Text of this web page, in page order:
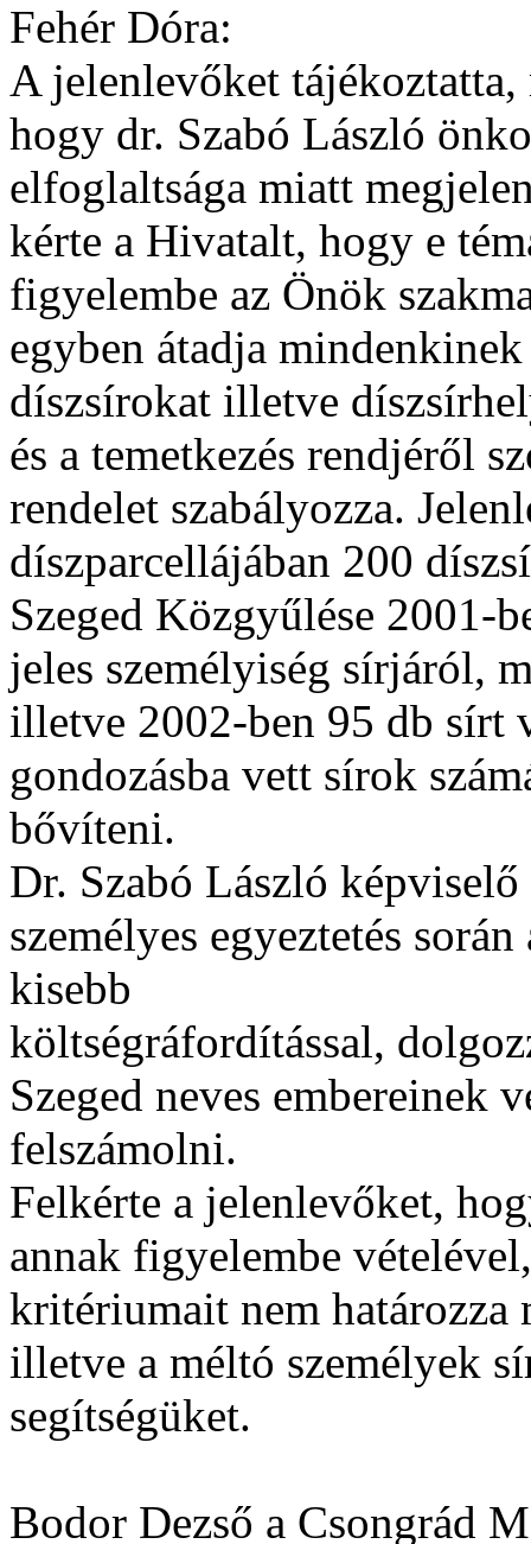
Fehér Dóra:
A jelenlevőket
hogy dr. Szabó László
elfoglaltsága miatt
kérte a Hivatalt, hogy e
figyelembe az Önök
egyben átadja
díszsírokat illetve
és a temetkezés rendjéről
rendelet szabályozza.
díszparcellájában 200
Szeged Közgyűlése 2001-
jeles személyiség sírjáról,
illetve 2002-ben 95 db sírt
gondozásba vett sírok
bővíteni.
Dr. Szabó László
személyes egyeztetés
kisebb
költségráfordítással,
Szeged neves embereinek
felszámolni.
Felkérte a jelenlevőket,
annak figyelembe
kritériumait nem határozza
illetve a méltó személyek
segítségüket.
Bodor Dezső a Csongrád